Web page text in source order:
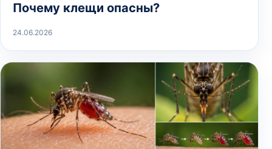
Почему клещи опасны?
24.06.2026